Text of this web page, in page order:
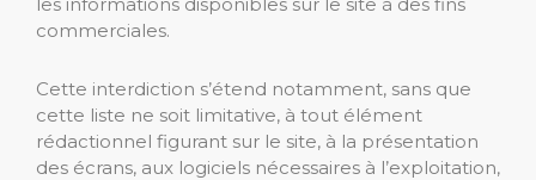
commerciales.
Cette interdiction s’étend notamment, sans que
cette liste ne soit limitative, à tout élément
rédactionnel figurant sur le site, à la présentation
des écrans, aux logiciels nécessaires à l’exploitation,